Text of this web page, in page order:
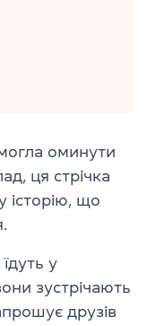
оминути
ця стрічка
історію, що
у
зустрічають
друзів